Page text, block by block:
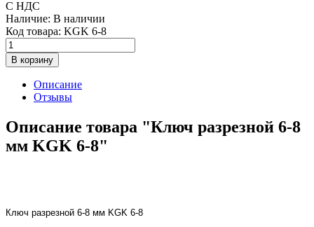
С НДС
Наличие: В наличии
Код товара: KGK 6-8
В корзину
Описание
Отзывы
Описание товара "Ключ разрезной 6-8
мм KGK 6-8"
Ключ разрезной 6-8 мм KGK 6-8